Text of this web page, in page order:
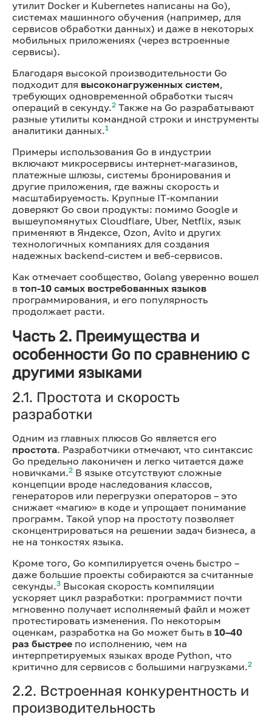
утилит Docker и Kubernetes написаны на Go),
системах машинного обучения (например, для
сервисов обработки данных) и даже в некоторых
мобильных приложениях (через встроенные
сервисы).
Благодаря высокой производительности Go
подходит для высоконагруженных систем,
требующих одновременной обработки тысяч
операций в секунду.2 Также на Go разрабатывают
разные утилиты командной строки и инструменты
аналитики данных.1
Примеры использования Go в индустрии
включают микросервисы интернет-магазинов,
платежные шлюзы, системы бронирования и
другие приложения, где важны скорость и
масштабируемость. Крупные IT-компании
доверяют Go свои продукты: помимо Google и
вышеупомянутых Cloudflare, Uber, Netflix, язык
применяют в Яндексе, Ozon, Avito и других
технологичных компаниях для создания
надежных backend-систем и веб-сервисов.
Как отмечает сообщество, Golang уверенно вошел
в топ-10 самых востребованных языков
программирования, и его популярность
продолжает расти.
Часть 2. Преимущества и
особенности Go по сравнению с
другими языками
2.1. Простота и скорость
разработки
Одним из главных плюсов Go является его
простота. Разработчики отмечают, что синтаксис
Go предельно лаконичен и легко читается даже
новичками.2 В языке отсутствуют сложные
концепции вроде наследования классов,
генераторов или перегрузки операторов – это
снижает «магию» в коде и упрощает понимание
программ. Такой упор на простоту позволяет
сконцентрироваться на решении задач бизнеса, а
не на тонкостях языка.
Кроме того, Go компилируется очень быстро –
даже большие проекты собираются за считанные
секунды.3 Высокая скорость компиляции
ускоряет цикл разработки: программист почти
мгновенно получает исполняемый файл и может
протестировать изменения. По некоторым
оценкам, разработка на Go может быть в 10–40
раз быстрее по исполнению, чем на
интерпретируемых языках вроде Python, что
критично для сервисов с большими нагрузками.2
2.2. Встроенная конкурентность и
производительность